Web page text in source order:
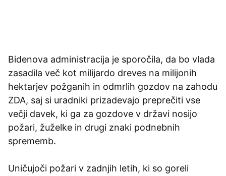
Bidenova administracija je sporočila, da bo vlada
zasadila več kot milijardo dreves na milijonih
hektarjev požganih in odmrlih gozdov na zahodu
ZDA, saj si uradniki prizadevajo preprečiti vse
večji davek, ki ga za gozdove v državi nosijo
požari, žuželke in drugi znaki podnebnih
sprememb.
Uničujoči požari v zadnjih letih, ki so goreli